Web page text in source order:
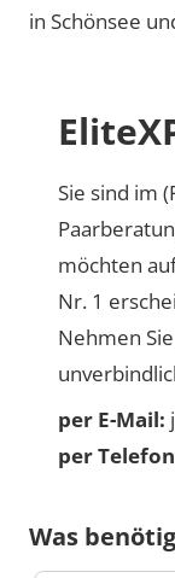
in Schönsee
Sie sind im
möchten
Nr. 1
Nehmen
per E-Mail:
per
Was